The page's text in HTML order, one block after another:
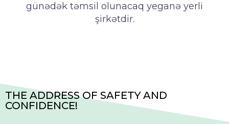
günədək təmsil olunacaq yeganə yerli
şirkətdir.
THE ADDRESS OF SAFETY AND
CONFIDENCE!